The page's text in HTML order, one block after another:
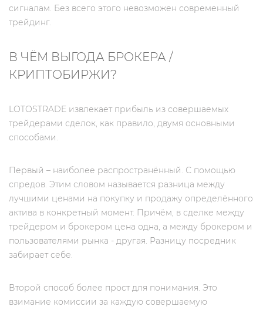
сигналам. Без всего этого невозможен современный
трейдинг.
В ЧЁМ ВЫГОДА БРОКЕРА /
КРИПТОБИРЖИ?
LOTOSTRADE извлекает прибыль из совершаемых
трейдерами сделок, как правило, двумя основными
способами.
Первый – наиболее распространённый. С помощью
спредов. Этим словом называется разница между
лучшими ценами на покупку и продажу определённого
актива в конкретный момент. Причём, в сделке между
трейдером и брокером цена одна, а между брокером и
пользователями рынка - другая. Разницу посредник
забирает себе.
Второй способ более прост для понимания. Это
взимание комиссии за каждую совершаемую